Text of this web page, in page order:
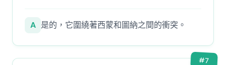
A 是的，它圍繞著西蒙和圖納之間的衝突。
#7